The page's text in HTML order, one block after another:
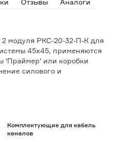
Отзывы Аналоги
2 модуля РКС-20-32-П-К для
45х45, применяются
'Праймер' или коробки
силового и
1;
Комплектующие для кабель
каналов